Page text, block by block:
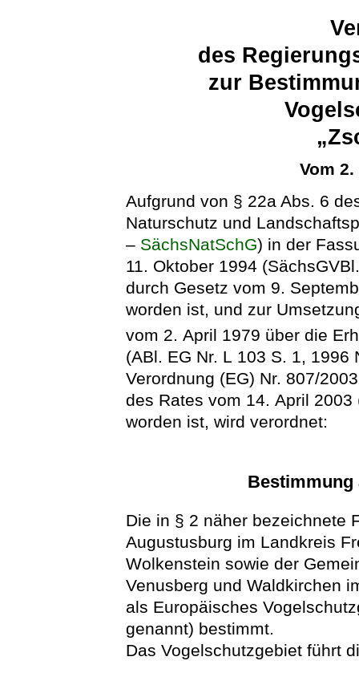
des
zur
Vom
Aufgrund von § 22a Abs. 6
Naturschutz und
– SächsNatSchG) in der
11. Oktober 1994
durch Gesetz vom 9.
worden ist, und zur
vom 2. April 1979 über die
(ABl. EG Nr. L 103 S. 1,
Verordnung (EG) Nr. 807/
des Rates vom 14. April
worden ist, wird verordnet:
Bestimmung
Die in § 2 näher bezeichnete
Augustusburg im Landkreis
Wolkenstein sowie der
Venusberg und Waldkirchen
als Europäisches
genannt) bestimmt.
Das Vogelschutzgebiet führt